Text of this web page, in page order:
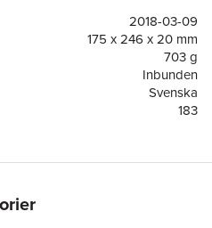
på hur du ska tänka vid olika
håller värmen inomhus till hur
i en kris. Det finns avsnitt
klarar den personliga hygienen
åtgärdsscheman för
kommer också att ingå i den
på egen hand som
2018-03-09
175 x 246 x 20 mm
703 g
Inbunden
Svenska
183
Sebastian Wadsted